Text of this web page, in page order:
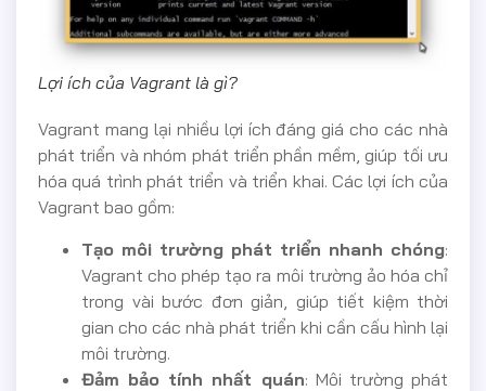
Lợi ích của Vagrant là gì?
Vagrant mang lại nhiều lợi ích đáng giá cho các nhà
phát triển và nhóm phát triển phần mềm, giúp tối ưu
hóa quá trình phát triển và triển khai. Các lợi ích của
Vagrant bao gồm:
Tạo môi trường phát triển nhanh chóng:
Vagrant cho phép tạo ra môi trường ảo hóa chỉ
trong vài bước đơn giản, giúp tiết kiệm thời
gian cho các nhà phát triển khi cần cấu hình lại
môi trường.
Đảm bảo tính nhất quán: Môi trường phát